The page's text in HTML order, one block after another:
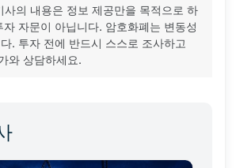
사의 내용은 정보 제공만을 목적으로 하
자 자문이 아닙니다. 암호화폐는 변동성
. 투자 전에 반드시 스스로 조사하고
와 상담하세요.